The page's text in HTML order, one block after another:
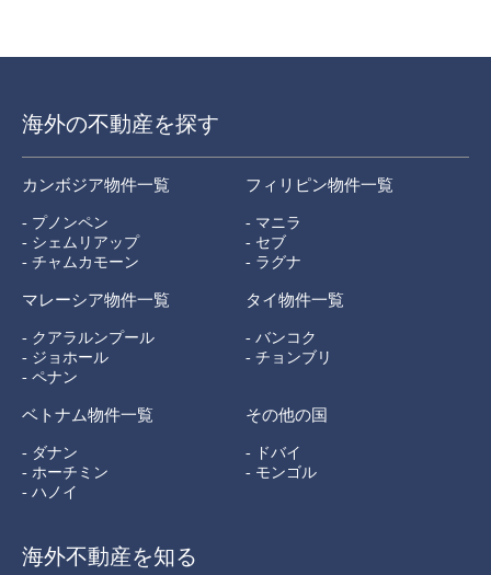
海外の不動産を探す
カンボジア物件一覧
- プノンペン
- シェムリアップ
- チャムカモーン
フィリピン物件一覧
- マニラ
- セブ
- ラグナ
マレーシア物件一覧
- クアラルンプール
- ジョホール
- ペナン
タイ物件一覧
- バンコク
- チョンブリ
ベトナム物件一覧
- ダナン
- ホーチミン
- ハノイ
その他の国
- ドバイ
- モンゴル
海外不動産を知る